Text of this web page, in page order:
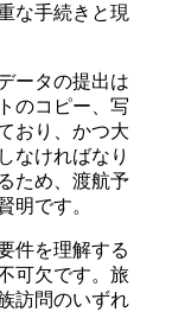
な手続きと現
ータの提出は
のコピー、写
おり、かつ大
なければなり
ため、渡航予
明です。
件を理解する
可欠です。旅
訪問のいずれ